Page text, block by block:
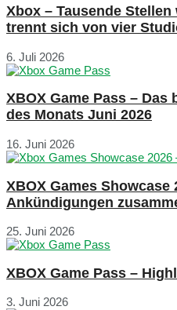
Xbox – Tausende
trennt sich von vier
6. Juli 2026
XBOX Game Pass –
des Monats Juni 2026
16. Juni 2026
XBOX Games Showcase
Ankündigungen
25. Juni 2026
XBOX Game Pass –
3. Juni 2026